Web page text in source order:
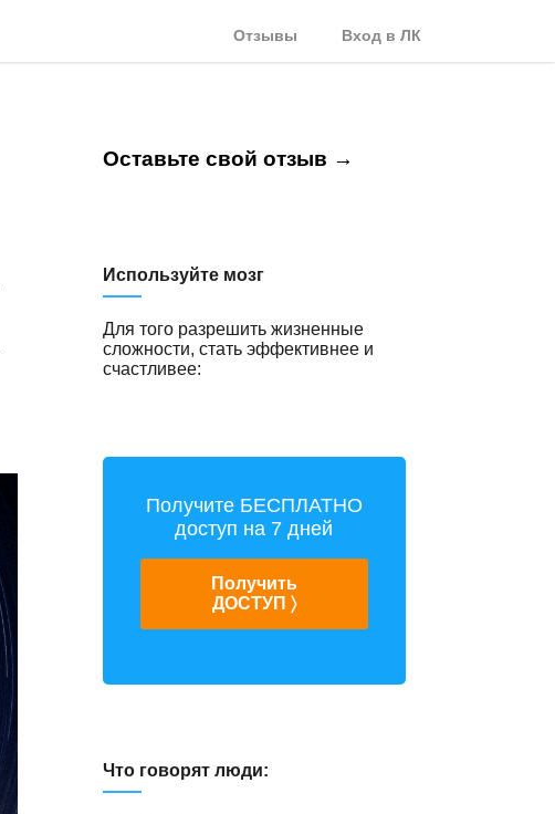
Отзывы Вход в ЛК
Оставьте свой отзыв →
Используйте мозг
Для того разрешить жизненные
сложности, стать эффективнее и
счастливее:
Получите БЕСПЛАТНО
доступ на 7 дней
Получить
ДОСТУП 〉
Что говорят люди: